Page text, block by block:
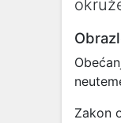
Zakon